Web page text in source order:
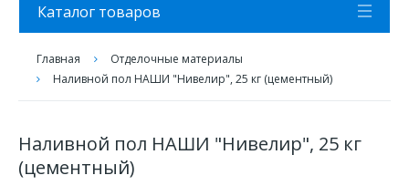
Каталог товаров
Главная
Отделочные материалы
Наливной пол НАШИ "Нивелир", 25 кг (цементный)
Наливной пол НАШИ "Нивелир", 25 кг
(цементный)